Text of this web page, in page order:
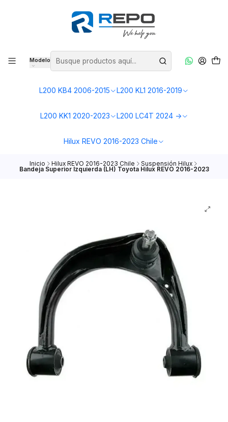
Modelo
L200 KB4 2006-2015 L200 KL1 2016-2019
L200 KK1 2020-2023 L200 LC4T 2024 ->
Hilux REVO 2016-2023 Chile
Inicio Hilux REVO 2016-2023 Chile Suspensión Hilux
Bandeja Superior Izquierda (LH) Toyota Hilux REVO 2016-2023